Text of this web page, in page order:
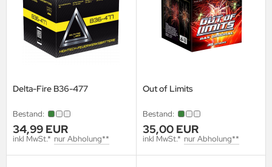
Delta-Fire B36-477
Bestand:
34,99 EUR
inkl MwSt.* nur Abholung**
Out of Limits
Bestand:
35,00 EUR
inkl MwSt.* nur Abholung**